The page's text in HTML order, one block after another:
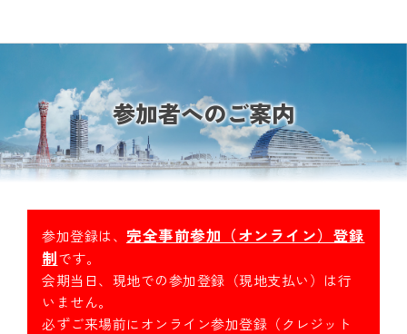
参加者へのご案内
参加登録は、 完全事前参加（オンライン）登録
制です。
会期当日、現地での参加登録（現地支払い）は行
いません。
必ずご来場前にオンライン参加登録（クレジット